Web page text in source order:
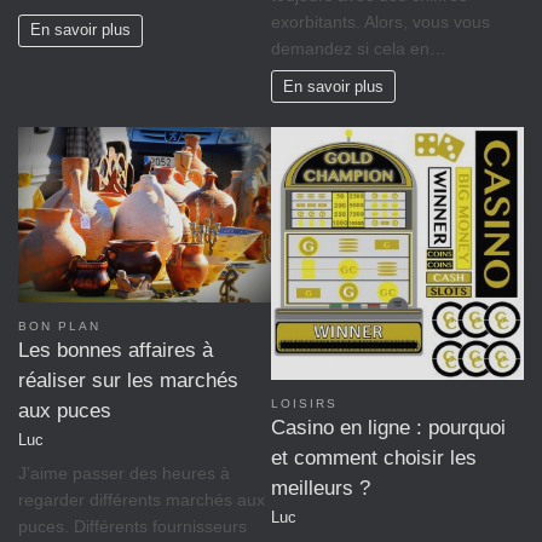
En savoir plus
exorbitants. Alors, vous vous
demandez si cela en…
En savoir plus
BON PLAN
Les bonnes affaires à
réaliser sur les marchés
aux puces
Luc
J’aime passer des heures à
regarder différents marchés aux
puces. Différents fournisseurs
LOISIRS
Casino en ligne : pourquoi
et comment choisir les
meilleurs ?
Luc